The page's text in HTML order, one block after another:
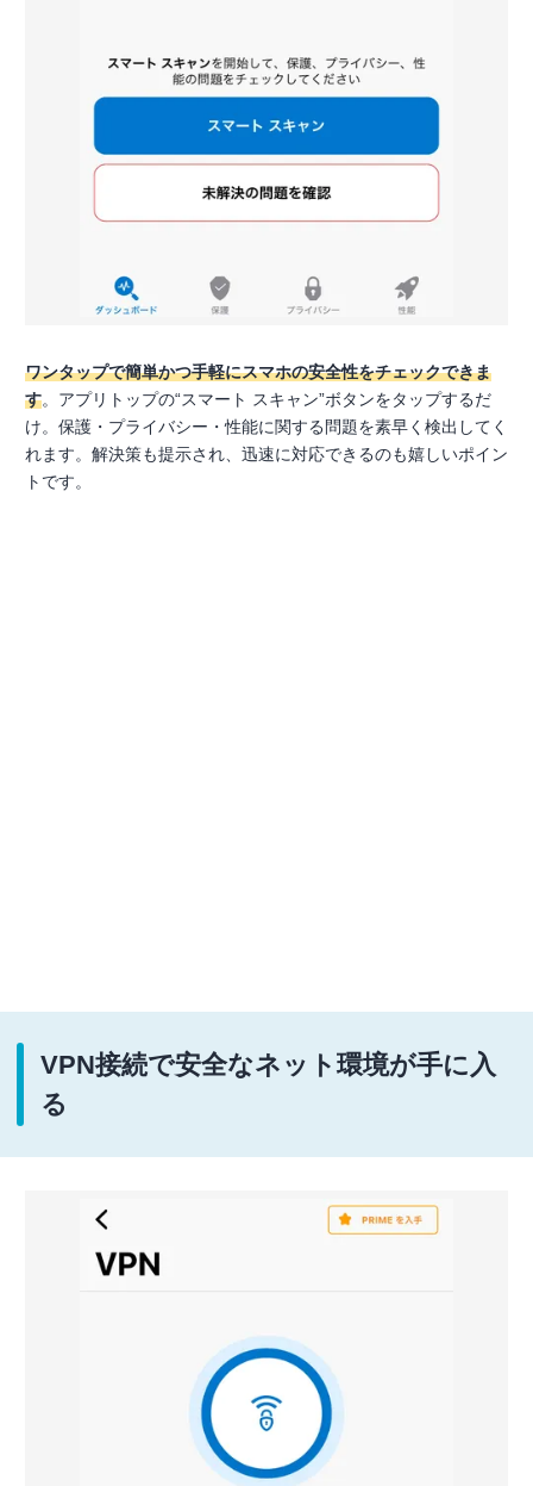
ワンタップで簡単かつ手軽にスマホの安全性をチェックできま
す。アプリトップの“スマート スキャン”ボタンをタップするだ
け。保護・プライバシー・性能に関する問題を素早く検出してく
れます。解決策も提示され、迅速に対応できるのも嬉しいポイン
トです。
VPN接続で安全なネット環境が手に入
る